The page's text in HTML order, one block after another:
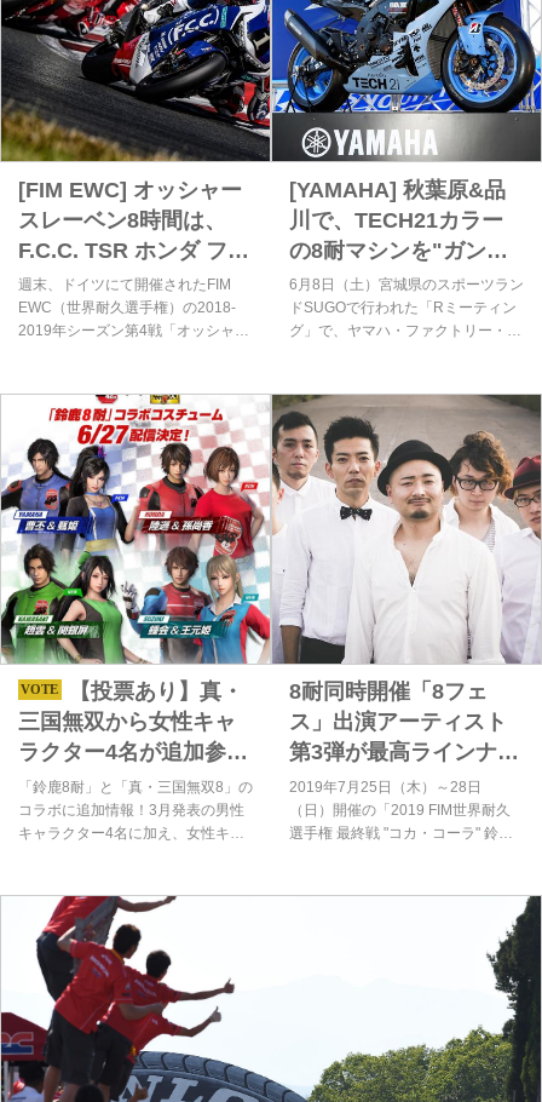
[FIM EWC] オッシャー
スレーベン8時間は、
F.C.C. TSR ホンダ フラ
ンスが優勝!! [動画あり]
週末、ドイツにて開催されたFIM
EWC（世界耐久選手権）の2018-
2019年シーズン第4戦「オッシャー
ダ フランスが、今シーズン2勝目と
なる勝利を記録しました！ 残るは
グランドフィナーレとなる"コカ・
コーラ"鈴鹿8耐のみ・・・タイトル
の行方が気になります！
[YAMAHA] 秋葉原&品
川で、TECH21カラー
の8耐マシンを"ガン
見"しましょう！ [ヤマ
ハ]
6月8日（土）宮城県のスポーツラン
ドSUGOで行われた「Rミーティン
グ」で、ヤマハ・ファクトリー・レ
した。「実車見たいけどSUGOまで
はいけない・・・」という首都圏在
住の方は、ぜひ来たる7月に秋葉原
と品川に行きましょう！
【投票あり】真・
三国無双から女性キャ
ラクター4名が追加参
戦！
「鈴鹿8耐」と「真・三国無双8」の
コラボに追加情報！3月発表の男性
キャラクター4名に加え、女性キャ
スチュームは6月27日(木)に配信さ
れる！
8耐同時開催「8フェ
ス」出演アーティスト
第3弾が最高ラインナッ
プ！
2019年7月25日（木）～28日
（日）開催の「2019 FIM世界耐久
選手権 最終戦 "コカ・コーラ" 鈴鹿8
ちらの出演アーティストの第3弾が
発表されたのでしっかりご紹介！